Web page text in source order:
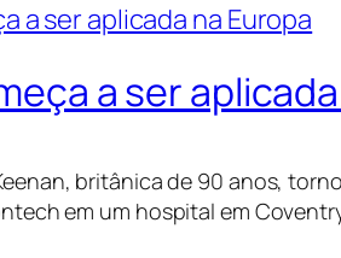
a ser
britânica de 90 anos,
em um hospital em